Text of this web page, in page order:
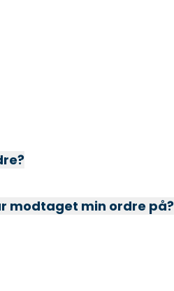
modtaget min ordre på?